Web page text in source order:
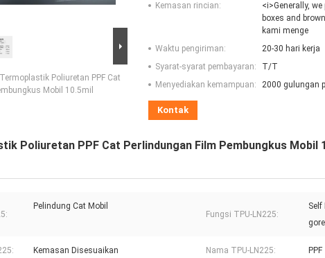
Poliuretan PPF Cat
Mobil 10.5mil
Kemasan rincian:
<i>Generally,
boxes and
kami menge
Waktu pengiriman:
20-30 hari kerja
Syarat-syarat pembayaran:
T/T
Menyediakan kemampuan:
2000 gulungan
Kontak
Poliuretan PPF Cat Perlindungan Film Pembungkus Mobil
Pelindung Cat Mobil
Fungsi TPU-LN225:
Self
Kemasan Disesuaikan Nama TPU-LN225: PPF